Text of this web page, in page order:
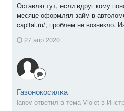
Оставлю тут, если вдруг кому
месяце оформлял займ в
capital.ru/, проблем не возникло.
27 апр 2020
Газонокосилка
lanov ответил в тема Violet в